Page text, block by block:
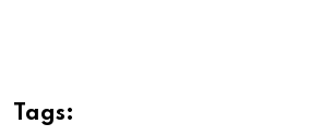
Tags: